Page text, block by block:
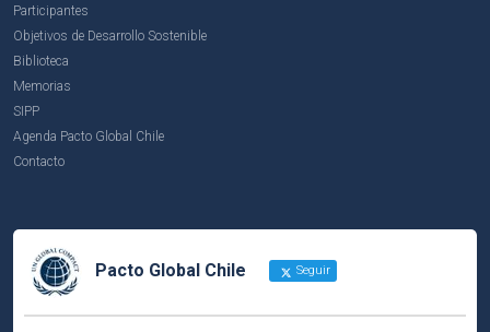
Participantes
Objetivos de Desarrollo Sostenible
Biblioteca
Memorias
SIPP
Agenda Pacto Global Chile
Contacto
Pacto Global Chile Seguir